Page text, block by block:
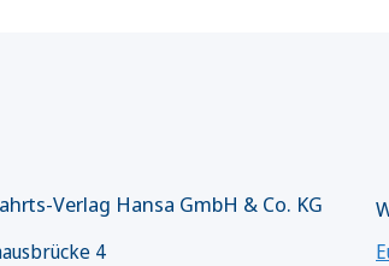
Verlag Hansa GmbH & Co. KG
4